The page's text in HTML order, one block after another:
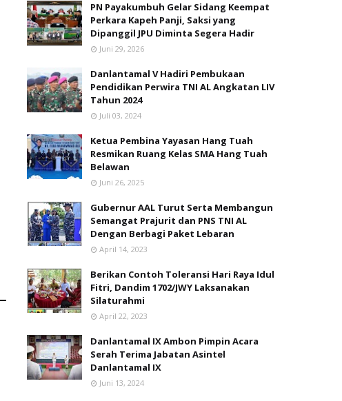
PN Payakumbuh Gelar Sidang Keempat
Perkara Kapeh Panji, Saksi yang
Dipanggil JPU Diminta Segera Hadir
Juni 29, 2026
Danlantamal V Hadiri Pembukaan
Pendidikan Perwira TNI AL Angkatan LIV
Tahun 2024
Juli 03, 2024
Ketua Pembina Yayasan Hang Tuah
Resmikan Ruang Kelas SMA Hang Tuah
Belawan
Juni 26, 2025
Gubernur AAL Turut Serta Membangun
Semangat Prajurit dan PNS TNI AL
Dengan Berbagi Paket Lebaran
April 14, 2023
Berikan Contoh Toleransi Hari Raya Idul
Fitri, Dandim 1702/JWY Laksanakan
Silaturahmi
April 22, 2023
Danlantamal IX Ambon Pimpin Acara
Serah Terima Jabatan Asintel
Danlantamal IX
Juni 13, 2024